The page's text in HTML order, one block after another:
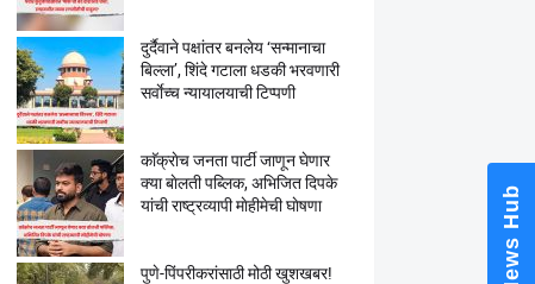
दुर्दैवाने पक्षांतर बनलेय ‘सन्मानाचा
बिल्ला’, शिंदे गटाला धडकी भरवणारी
सर्वाेच्च न्यायालयाची टिप्पणी
काॅक्राेच जनता पार्टी जाणून घेणार
क्या बाेलती पब्लिक, अभिजित दिपके
यांची राष्ट्रव्यापी माेहीमेची घाेषणा
पुणे-पिंपरीकरांसाठी मोठी खुशखबर!